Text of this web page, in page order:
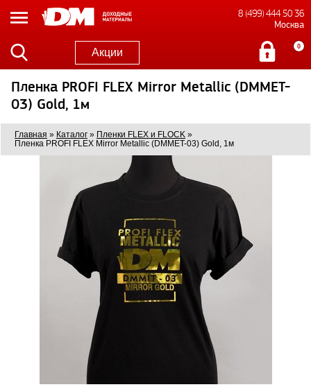
8 (499) 444 50 36
Москва
Акции 0
Пленка PROFI FLEX Mirror Metallic (DMMET-
03) Gold, 1м
Главная » Каталог » Пленки FLEX и FLOCK »
Пленка PROFI FLEX Mirror Metallic (DMMET-03) Gold, 1м